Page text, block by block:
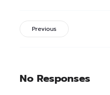
Previous
No Responses